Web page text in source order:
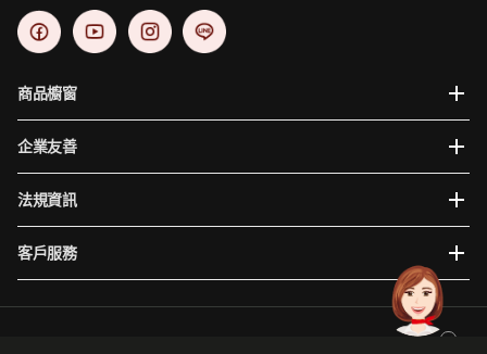
商品櫥窗
企業友善
法規資訊
客戶服務